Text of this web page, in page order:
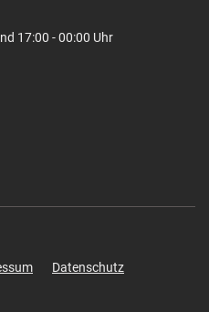
17:00 - 00:00 Uhr
Datenschutz